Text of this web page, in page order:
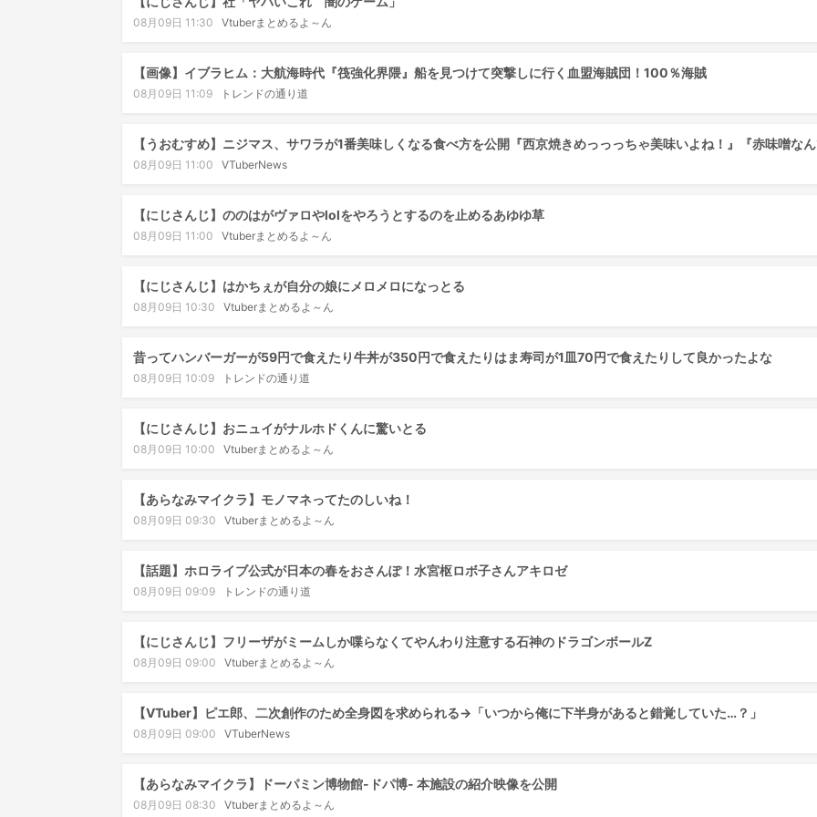
08月09日 11:30 Vtuberまとめるよ～ん
【画像】イブラヒム：大航海時代『筏強化界隈』船を見つけて突撃しに行く血盟海賊団！100％海賊
08月09日 11:09 トレンドの通り道
【うおむすめ】ニジマス、サワラが1番美味しくなる食べ方を公開『西京焼きめっっっちゃ美味いよね！』『赤味噌な
08月09日 11:00 VTuberNews
【にじさんじ】ののはがヴァロやlolをやろうとするのを止めるあゆゆ草
08月09日 11:00 Vtuberまとめるよ～ん
【にじさんじ】はかちぇが自分の娘にメロメロになっとる
08月09日 10:30 Vtuberまとめるよ～ん
昔ってハンバーガーが59円で食えたり牛丼が350円で食えたりはま寿司が1皿70円で食えたりして良かったよな
08月09日 10:09 トレンドの通り道
【にじさんじ】おニュイがナルホドくんに驚いとる
08月09日 10:00 Vtuberまとめるよ～ん
【あらなみマイクラ】モノマネってたのしいね！
08月09日 09:30 Vtuberまとめるよ～ん
【話題】ホロライブ公式が日本の春をおさんぽ！水宮枢ロボ子さんアキロゼ
08月09日 09:09 トレンドの通り道
【にじさんじ】フリーザがミームしか喋らなくてやんわり注意する石神のドラゴンボールZ
08月09日 09:00 Vtuberまとめるよ～ん
【VTuber】ピエ郎、二次創作のため全身図を求められる→「いつから俺に下半身があると錯覚していた…？」
08月09日 09:00 VTuberNews
【あらなみマイクラ】ドーパミン博物館-ドパ博- 本施設の紹介映像を公開
08月09日 08:30 Vtuberまとめるよ～ん